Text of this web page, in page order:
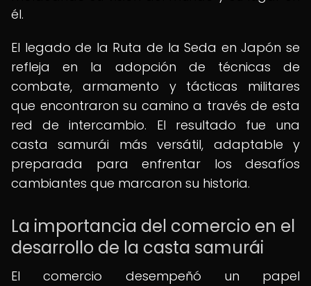
él.
El legado de la Ruta de la Seda en Japón se
refleja en la adopción de técnicas de
combate, armamento y tácticas militares
que encontraron su camino a través de esta
red de intercambio. El resultado fue una
casta samurái más versátil, adaptable y
preparada para enfrentar los desafíos
cambiantes que marcaron su historia.
La importancia del comercio en el
desarrollo de la casta samurái
El comercio desempeñó un papel